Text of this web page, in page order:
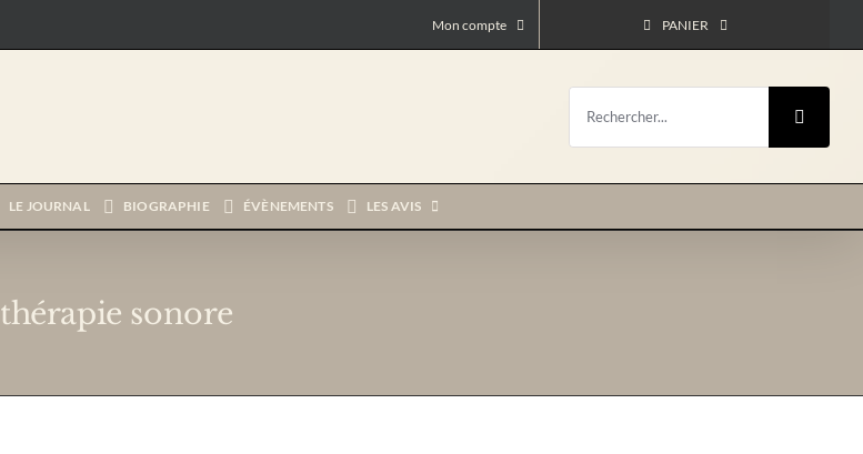
Mon compte PANIER
Rechercher:
LE JOURNAL BIOGRAPHIE ÉVÈNEMENTS LES AVIS
thérapie sonore